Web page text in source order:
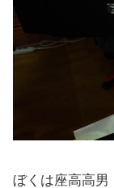
ぼくは座高高男